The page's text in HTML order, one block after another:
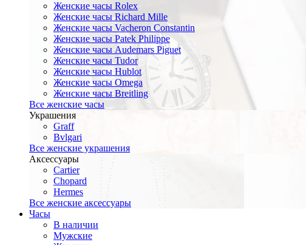
Женские часы Rolex
Женские часы Richard Mille
Женские часы Vacheron Constantin
Женские часы Patek Philippe
Женские часы Audemars Piguet
Женские часы Tudor
Женские часы Hublot
Женские часы Omega
Женские часы Breitling
Все женские часы
Украшения
Graff
Bvlgari
Все женские украшения
Аксессуары
Cartier
Chopard
Hermes
Все женские аксессуары
Часы
В наличии
Мужские